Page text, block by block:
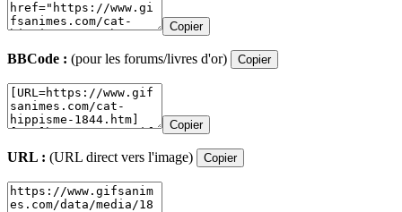
Copier
BBCode : (pour les forums/livres d'or) Copier
Copier
URL : (URL direct vers l'image) Copier